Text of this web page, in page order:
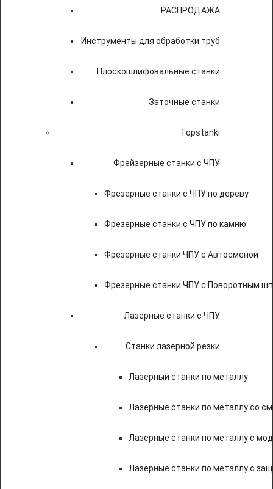
РАСПРОДАЖА
Инструменты для обработки труб
Плоскошлифовальные станки
Заточные станки
Topstanki
Фрейзерные станки с ЧПУ
Фрезерные станки с ЧПУ по дереву
Фрезерные станки с ЧПУ по камню
Фрезерные станки ЧПУ с Автосменой
Фрезерные станки ЧПУ с Поворотным
Лазерные станки с ЧПУ
Станки лазерной резки
Лазерный станки по металлу
Лазерные станки по металлу со
Лазерные станки по металлу с
Лазерные станки по металлу с